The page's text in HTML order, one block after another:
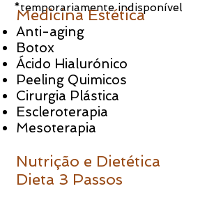
*temporariamente indisponível
Medicina Estética ​
Anti-aging
Botox
Ácido Hialurónico
Peeling Quimicos
Cirurgia Plástica
Escleroterapia
Mesoterapia
Nutrição e Dietética
Dieta 3 Passos